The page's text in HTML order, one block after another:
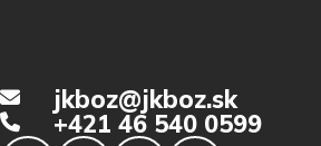
jkboz@jkboz.sk
+421 46 540 0599